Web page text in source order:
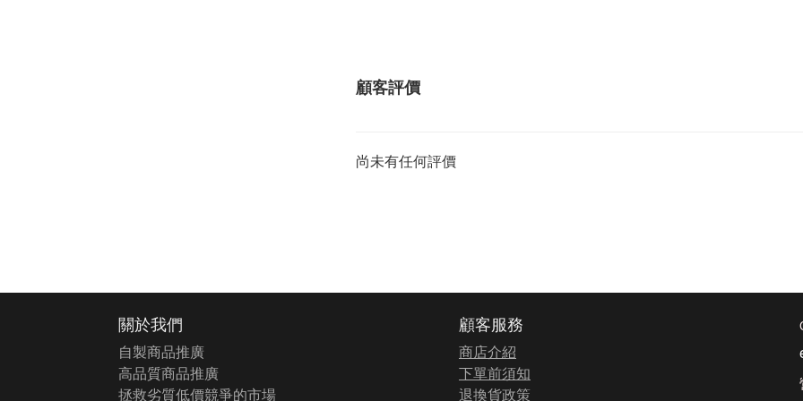
顧客評價
尚未有任何評價
關於我們
自製商品推廣
高品質商品推廣
拯救劣質低價競爭的市場
顧客服務
商店介紹
下單前須知
退換貨政策